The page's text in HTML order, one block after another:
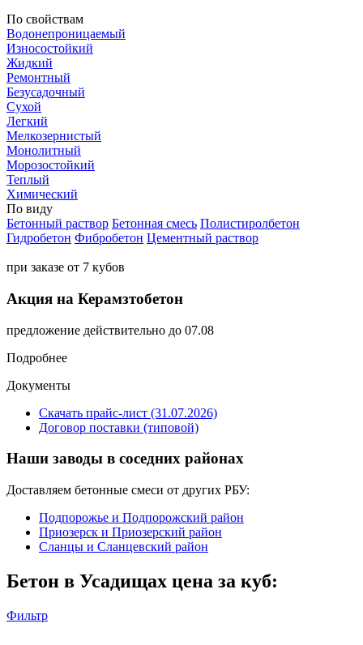
По свойствам
Водонепроницаемый
Износостойкий
Жидкий
Ремонтный
Безусадочный
Сухой
Легкий
Мелкозернистый
Монолитный
Морозостойкий
Теплый
Химический
По виду
Бетонный раствор Бетонная смесь Полистиролбетон
Гидробетон Фибробетон Цементный раствор
при заказе от 7 кубов
Акция на Керамзтобетон
предложение действительно до 07.08
Подробнее
Документы
Скачать прайс-лист (31.07.2026)
Договор поставки (типовой)
Наши заводы в соседних районах
Доставляем бетонные смеси от других РБУ:
Подпорожье и Подпорожский район
Приозерск и Приозерский район
Сланцы и Сланцевский район
Бетон в Усадищах цена за куб:
Фильтр